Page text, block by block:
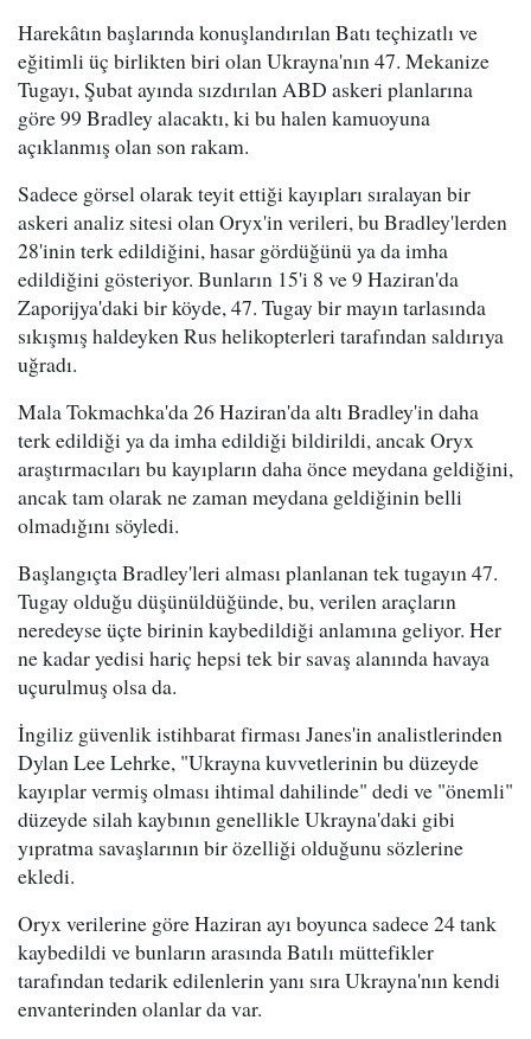
Harekâtın başlarında konuşlandırılan Batı teçhizatlı ve
eğitimli üç birlikten biri olan Ukrayna'nın 47. Mekanize
Tugayı, Şubat ayında sızdırılan ABD askeri planlarına
göre 99 Bradley alacaktı, ki bu halen kamuoyuna
açıklanmış olan son rakam.
Sadece görsel olarak teyit ettiği kayıpları sıralayan bir
askeri analiz sitesi olan Oryx'in verileri, bu Bradley'lerden
28'inin terk edildiğini, hasar gördüğünü ya da imha
edildiğini gösteriyor. Bunların 15'i 8 ve 9 Haziran'da
Zaporijya'daki bir köyde, 47. Tugay bir mayın tarlasında
sıkışmış haldeyken Rus helikopterleri tarafından saldırıya
uğradı.
Mala Tokmachka'da 26 Haziran'da altı Bradley'in daha
terk edildiği ya da imha edildiği bildirildi, ancak Oryx
araştırmacıları bu kayıpların daha önce meydana geldiğini,
ancak tam olarak ne zaman meydana geldiğinin belli
olmadığını söyledi.
Başlangıçta Bradley'leri alması planlanan tek tugayın 47.
Tugay olduğu düşünüldüğünde, bu, verilen araçların
neredeyse üçte birinin kaybedildiği anlamına geliyor. Her
ne kadar yedisi hariç hepsi tek bir savaş alanında havaya
uçurulmuş olsa da.
İngiliz güvenlik istihbarat firması Janes'in analistlerinden
Dylan Lee Lehrke, "Ukrayna kuvvetlerinin bu düzeyde
kayıplar vermiş olması ihtimal dahilinde" dedi ve "önemli"
düzeyde silah kaybının genellikle Ukrayna'daki gibi
yıpratma savaşlarının bir özelliği olduğunu sözlerine
ekledi.
Oryx verilerine göre Haziran ayı boyunca sadece 24 tank
kaybedildi ve bunların arasında Batılı müttefikler
tarafından tedarik edilenlerin yanı sıra Ukrayna'nın kendi
envanterinden olanlar da var.